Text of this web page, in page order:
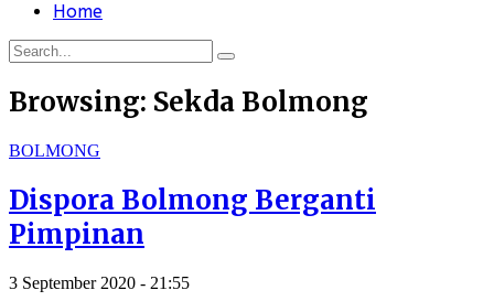
Home
Browsing: Sekda Bolmong
BOLMONG
Dispora Bolmong Berganti
Pimpinan
3 September 2020 - 21:55